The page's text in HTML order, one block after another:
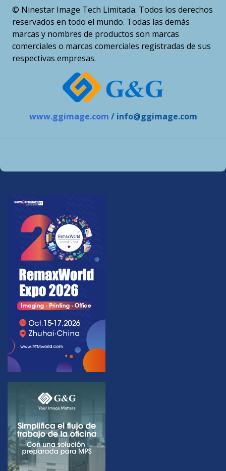
© Ninestar Image Tech Limitada. Todos los derechos
reservados en todo el mundo. Todas las demás
marcas y nombres de productos son marcas
comerciales o marcas comerciales registradas de sus
respectivas empresas.
www.ggimage.com / info@ggimage.com